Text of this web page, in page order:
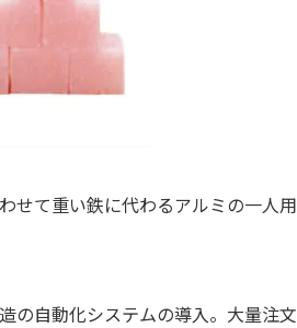
せて重い鉄に代わるアルミの一人用
の自動化システムの導入。大量注文